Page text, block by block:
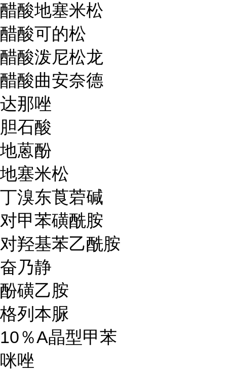
醋酸地塞米松
醋酸可的松
醋酸泼尼松龙
醋酸曲安奈德
达那唑
胆石酸
地蒽酚
地塞米松
丁溴东莨菪碱
对甲苯磺酰胺
对羟基苯乙酰胺
奋乃静
酚磺乙胺
格列本脲
10％A晶型甲苯
咪唑